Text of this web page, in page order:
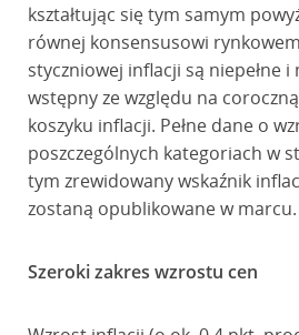
kształtując się tym samym
równej konsensusowi
styczniowej inflacji są niepełne
wstępny ze względu na
koszyku inflacji. Pełne dane o
poszczególnych kategoriach w
tym zrewidowany wskaźnik
zostaną opublikowane w marcu.
Szeroki zakres wzrostu cen